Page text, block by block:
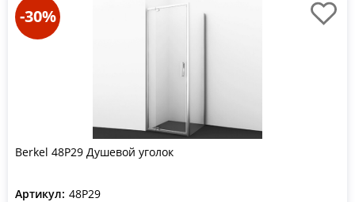
-30%
Berkel 48P29 Душевой уголок
Артикул: 48P29